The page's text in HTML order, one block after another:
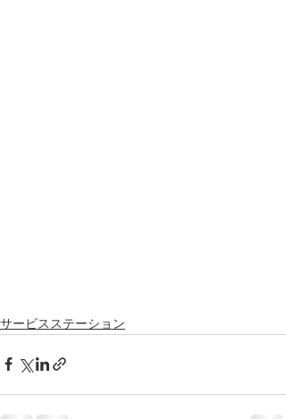
サービスステーション